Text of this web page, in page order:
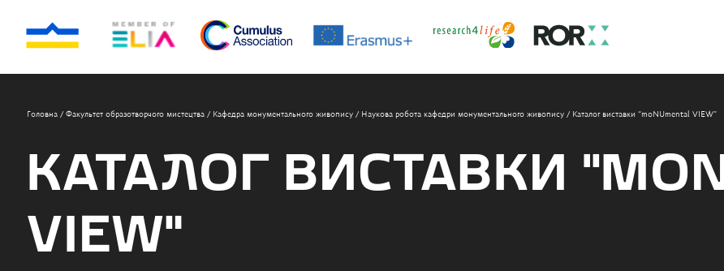
Головна / Факультет образотворчого мистецтва / Кафедра монументального живопису / Наукова робота кафедри монументального живопису / Каталог виставки “moNUmental VIEW”
КАТАЛОГ ВИСТАВКИ
VIEW”